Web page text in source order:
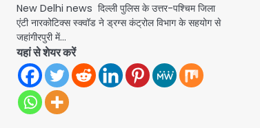
New Delhi news दिल्ली पुलिस के उत्तर-पश्चिम जिला
एंटी नारकोटिक्स स्क्वॉड ने ड्रग्स कंट्रोल विभाग के सहयोग से
जहांगीरपुरी में…
यहां से शेयर करें